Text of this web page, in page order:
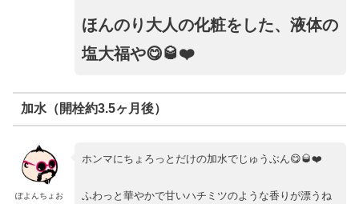
ほんのり大人の化粧をした、液体の
塩大福や😋🥃❤️
加水（開栓約3.5ヶ月後）
ぽよんちょお
ホンマにちょろっとだけの加水でじゅうぶん😋🥃❤️
ふわっと華やかで甘いハチミツのような香りが漂うね